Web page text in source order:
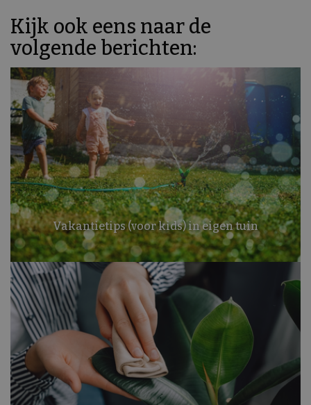
Kijk ook eens naar de
volgende berichten:
Vakantietips (voor kids) in eigen tuin